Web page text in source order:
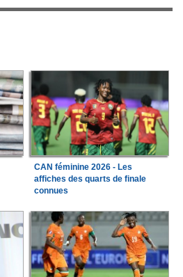
CAN féminine 2026 - Les
affiches des quarts de finale
connues